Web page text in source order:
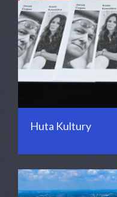
Huta Kultury